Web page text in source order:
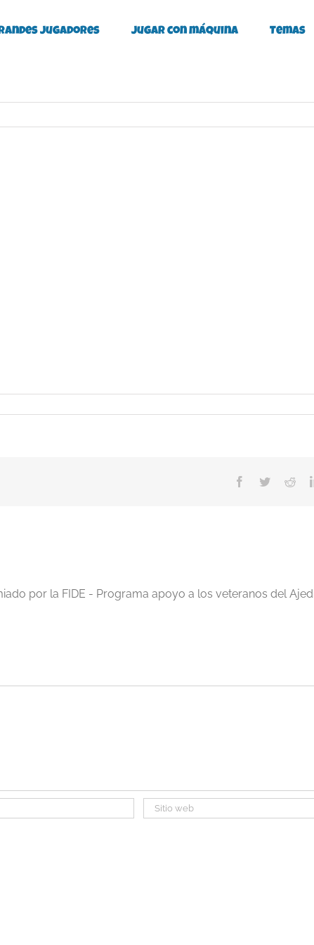
Jugadores Jugar con máquina Temas
Facebook
Twitter
por la FIDE - Programa apoyo a los veteranos del